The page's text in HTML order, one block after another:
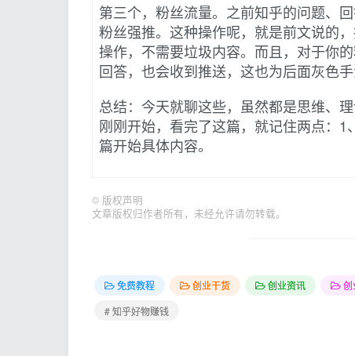
第三个，粉丝流量。之前知乎的问题、
粉丝强推。这种操作呢，就是前文说的
操作，不需要垃圾内容。而且，对于你
回答，也会收到推送，这也为后面灰色
总结：今天就聊这些，虽然都是思维、
刚刚开始，看完了这篇，就记住两点：
篇开始具体内容。
© 版权声明
文章版权归作者所有，未经允许请勿转载。
免费教程 创业干货 创业资讯
创
# 知乎好物赚钱